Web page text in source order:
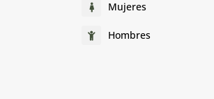
Mujeres
Hombres